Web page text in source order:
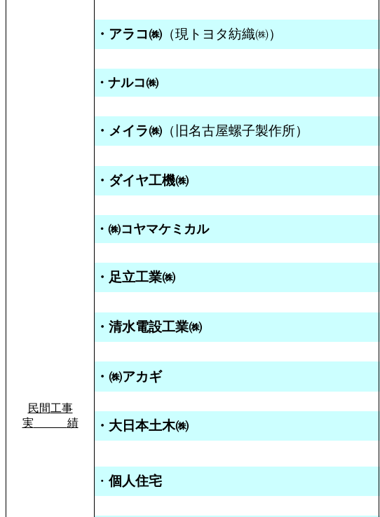
民間工事
実
績
・アラコ㈱ （現トヨタ紡織㈱）
・ナルコ㈱
・メイラ㈱ （旧名古屋螺子製作所）
・ダイヤ工機㈱
・㈱コヤマケミカル
・ 足立工業㈱
・清水電設工業㈱
・㈱アカギ
・ 大 日本土木㈱
・ 個人住宅